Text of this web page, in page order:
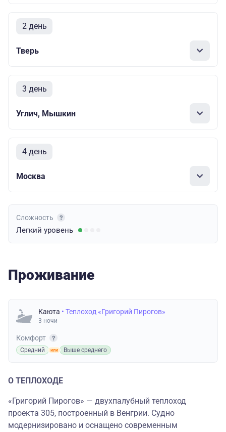
2 день
Тверь
3 день
Углич, Мышкин
4 день
Москва
Сложность
Легкий уровень
Проживание
Каюта • Теплоход «Григорий Пирогов»
3 ночи
Комфорт
Средний Выше среднего
О ТЕПЛОХОДЕ
«Григорий Пирогов» — двухпалубный теплоход
проекта 305, построенный в Венгрии. Судно
модернизировано и оснащено современным